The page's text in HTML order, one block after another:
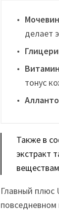
делает
тонус
Также в
экстракт
Главный плюс
повседневном